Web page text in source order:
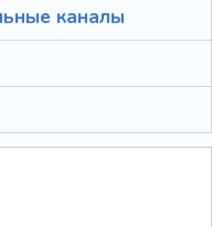
каналы